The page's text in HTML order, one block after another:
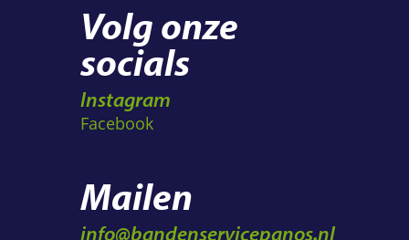
Volg onze
socials
Instagram
Facebook
Mailen
info@bandenservicepanos.nl